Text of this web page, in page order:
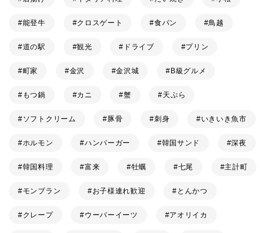
能登牛 クロスゲート 食パン 鳥越
道の駅 観光 ドライブ プリン
町家 金沢 金沢城 B級グルメ
もつ鍋 カニ 蟹 天ぷら
ソフトクリーム 豚骨 刺身 いきいき魚市
ホルモン ハンバーガー 韓国サンド 深夜
韓国料理 富来 牡蠣 七尾 主計町
モンブラン お子様連れ歓迎 とんかつ
クレープ ウーバーイーツ アオリイカ